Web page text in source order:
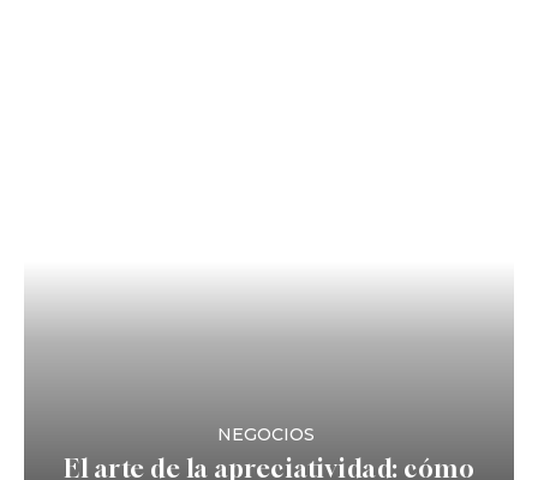
NEGOCIOS
El arte de la apreciatividad: cómo